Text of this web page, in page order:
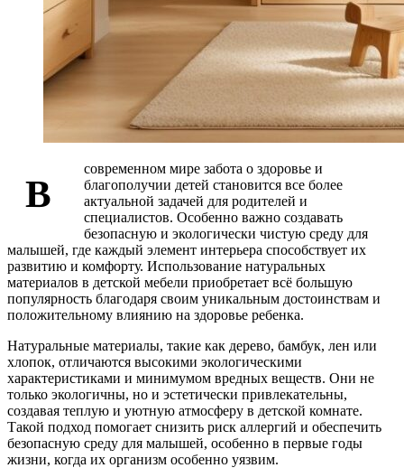
В
современном мире забота о здоровье и
благополучии детей становится все более
актуальной задачей для родителей и
специалистов. Особенно важно создавать
безопасную и экологически чистую среду для
малышей, где каждый элемент интерьера способствует их
развитию и комфорту. Использование натуральных
материалов в детской мебели приобретает всё большую
популярность благодаря своим уникальным достоинствам и
положительному влиянию на здоровье ребенка.
Натуральные материалы, такие как дерево, бамбук, лен или
хлопок, отличаются высокими экологическими
характеристиками и минимумом вредных веществ. Они не
только экологичны, но и эстетически привлекательны,
создавая теплую и уютную атмосферу в детской комнате.
Такой подход помогает снизить риск аллергий и обеспечить
безопасную среду для малышей, особенно в первые годы
жизни, когда их организм особенно уязвим.